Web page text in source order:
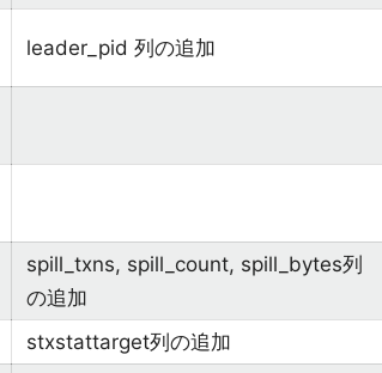
leader_pid 列の追加
spill_txns, spill_count, spill_bytes列
の追加
stxstattarget列の追加